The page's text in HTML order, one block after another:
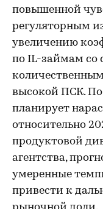
повышенной
регуляторным
увеличению
по IL-займам со
высокой ПСК.
планирует
относительно
продуктовой
агентства,
умеренные
привести к